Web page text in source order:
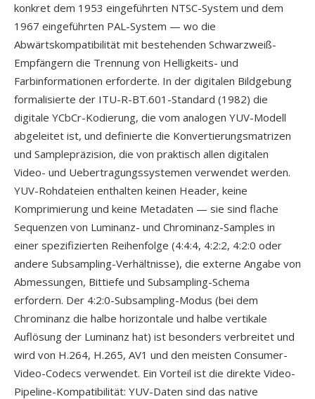
konkret dem 1953 eingeführten NTSC-System und dem
1967 eingeführten PAL-System — wo die
Abwärtskompatibilität mit bestehenden Schwarzweiß-
Empfängern die Trennung von Helligkeits- und
Farbinformationen erforderte. In der digitalen Bildgebung
formalisierte der ITU-R-BT.601-Standard (1982) die
digitale YCbCr-Kodierung, die vom analogen YUV-Modell
abgeleitet ist, und definierte die Konvertierungsmatrizen
und Samplepräzision, die von praktisch allen digitalen
Video- und Uebertragungssystemen verwendet werden.
YUV-Rohdateien enthalten keinen Header, keine
Komprimierung und keine Metadaten — sie sind flache
Sequenzen von Luminanz- und Chrominanz-Samples in
einer spezifizierten Reihenfolge (4:4:4, 4:2:2, 4:2:0 oder
andere Subsampling-Verhältnisse), die externe Angabe von
Abmessungen, Bittiefe und Subsampling-Schema
erfordern. Der 4:2:0-Subsampling-Modus (bei dem
Chrominanz die halbe horizontale und halbe vertikale
Auflösung der Luminanz hat) ist besonders verbreitet und
wird von H.264, H.265, AV1 und den meisten Consumer-
Video-Codecs verwendet. Ein Vorteil ist die direkte Video-
Pipeline-Kompatibilität: YUV-Daten sind das native